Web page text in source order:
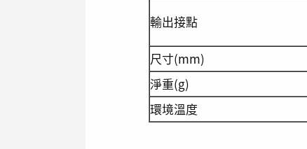
輸出接點
尺寸(mm)
淨重(g)
環境溫度